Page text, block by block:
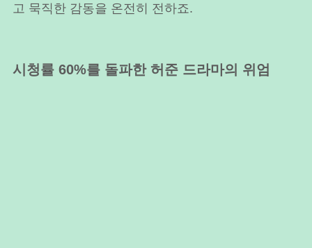
고 묵직한 감동을 온전히 전하죠.
시청률 60%를 돌파한 허준 드라마의 위엄